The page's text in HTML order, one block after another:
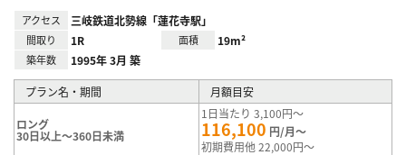
アクセス 三岐鉄道北勢線「蓮花寺駅」
間取り 1R 面積 19m²
築年数 1995年 3月 築
プラン名・期間 月額目安
ロング
30日以上～360日未満
1日当たり 3,100円～
116,100 円/月～
初期費用他 22,000円～